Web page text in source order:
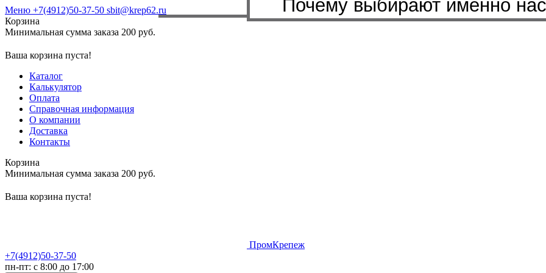
Меню +7(4912)50-37-50 sbit@krep62.ru
Корзина
Минимальная сумма заказа 200 руб.
Ваша корзина пуста!
Каталог
Калькулятор
Оплата
Справочная информация
О компании
Доставка
Контакты
Корзина
Минимальная сумма заказа 200 руб.
Ваша корзина пуста!
ПромКрепеж
+7(4912)50-37-50
пн-пт: с 8:00 до 17:00
Почему выбирают именно